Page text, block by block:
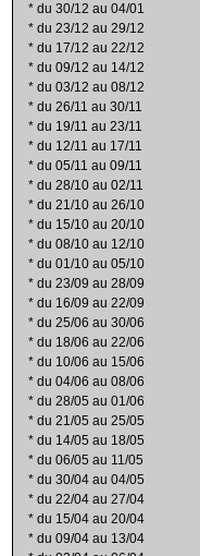
* du 30/12 au 04/01
* du 23/12 au 29/12
* du 17/12 au 22/12
* du 09/12 au 14/12
* du 03/12 au 08/12
* du 26/11 au 30/11
* du 19/11 au 23/11
* du 12/11 au 17/11
* du 05/11 au 09/11
* du 28/10 au 02/11
* du 21/10 au 26/10
* du 15/10 au 20/10
* du 08/10 au 12/10
* du 01/10 au 05/10
* du 23/09 au 28/09
* du 16/09 au 22/09
* du 25/06 au 30/06
* du 18/06 au 22/06
* du 10/06 au 15/06
* du 04/06 au 08/06
* du 28/05 au 01/06
* du 21/05 au 25/05
* du 14/05 au 18/05
* du 06/05 au 11/05
* du 30/04 au 04/05
* du 22/04 au 27/04
* du 15/04 au 20/04
* du 09/04 au 13/04